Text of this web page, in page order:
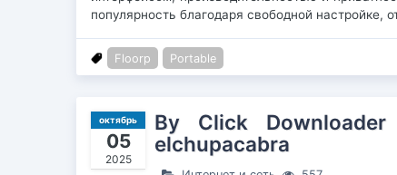
популярность благодаря свободной настройке,
Floorp Portable
октябрь
05
2025
By Click
elchupacabra